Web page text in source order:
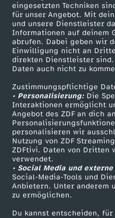
eingesetzten Techniken
für unser Angebot. Mit
und unsere Dienstleister
Informationen auf deinem
abrufen. Dabei geben wir
Einwilligung nicht an
direkten Dienstleister
Daten auch nicht zu
Zustimmungspflichtige
• Personalisierung:Die
Interaktionen ermöglicht
Angebot des ZDF an dich
personalisieren wir
Nutzung von ZDF
ZDFtivi. Daten von Dritten
verwendet.
• Social Media und
Social-Media-Tools und
Anbietern. Unter anderem
zu ermöglichen.
Du kannst entscheiden,
i
o
n
s
p
r
o
g
r
Mehr ZDF
ZDF-Apps
Smart TV
ZDFtext
Livestreams
Sendungen A-Z
TV-Programm
ZDF Unternehmen
Karriere